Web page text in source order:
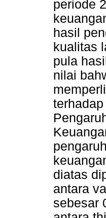
periode
hasil
kualitas
pula
nilai
diatas
antara
sebesar